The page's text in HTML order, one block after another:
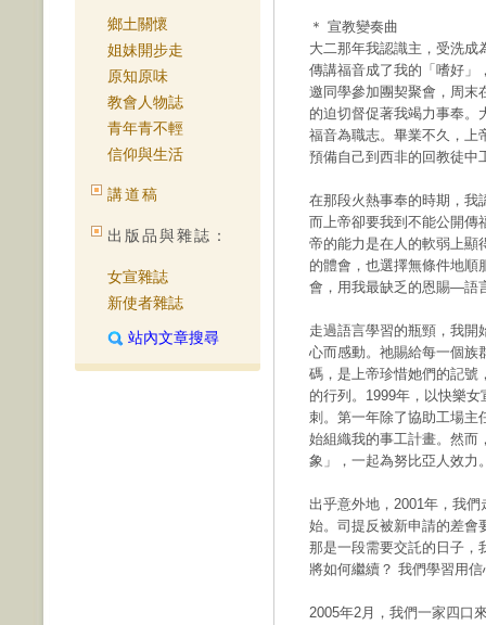
鄉土關懷
姐妹開步走
原知原味
教會人物誌
青年青不輕
信仰與生活
講道稿
出版品與雜誌：
女宣雜誌
新使者雜誌
站內文章搜尋
＊ 宣教變奏曲
大二那年我認識主，受洗成
傳講福音成了我的「嗜好」
邀同學參加團契聚會，周末
的迫切督促著我竭力事奉。
福音為職志。畢業不久，上
預備自己到西非的回教徒中
在那段火熱事奉的時期，我
而上帝卻要我到不能公開傳
帝的能力是在人的軟弱上顯
的體會，也選擇無條件地順
會，用我最缺乏的恩賜—語
走過語言學習的瓶頸，我開
心而感動。祂賜給每一個族
碼，是上帝珍惜她們的記號
的行列。1999年，以快樂
刺。第一年除了協助工場主
始組織我的事工計畫。然而
象」，一起為努比亞人效力
出乎意外地，2001年，我
始。司提反被新申請的差會
那是一段需要交託的日子，
將如何繼續？ 我們學習用
2005年2月，我們一家四口